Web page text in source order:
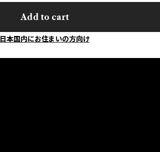
Add to cart
日本国内にお住まいの方向け